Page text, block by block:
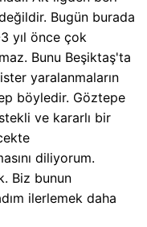
Bugün burada
yıl önce çok
Bunu Beşiktaş'ta
yaralanmaların
böyledir. Göztepe
ve kararlı bir
diliyorum.
Biz bunun
ilerlemek daha